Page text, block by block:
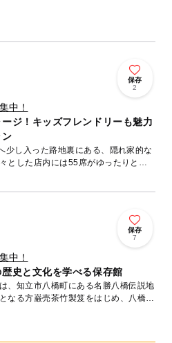
保存
2
中！
ジ！キッズフレンドリーも魅力
少し入った路地裏にある、隠れ家的な
とした店内には55席がゆったりと並
し込む明るく開放的な空間が魅力。キ
保存
7
中！
史と文化を学べる保存館
、知立市八橋町にある名勝八橋伝説地
なる方巌売茶竹製笈をはじめ、八橋か